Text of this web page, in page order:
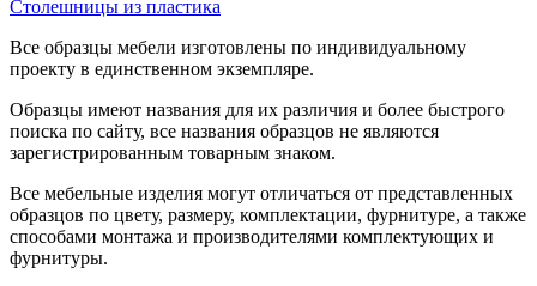
Столешницы из пластика
Все образцы мебели изготовлены по индивидуальному
проекту в единственном экземпляре.
Образцы имеют названия для их различия и более быстрого
поиска по сайту, все названия образцов не являются
зарегистрированным товарным знаком.
Все мебельные изделия могут отличаться от представленных
образцов по цвету, размеру, комплектации, фурнитуре, а также
способами монтажа и производителями комплектующих и
фурнитуры.